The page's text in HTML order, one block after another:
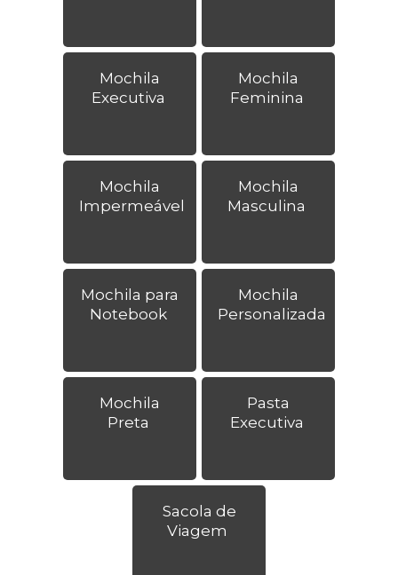
Mochila
Executiva
Mochila
Feminina
Mochila
Impermeável
Mochila
Masculina
Mochila para
Notebook
Mochila
Personalizada
Mochila
Preta
Pasta
Executiva
Sacola de
Viagem